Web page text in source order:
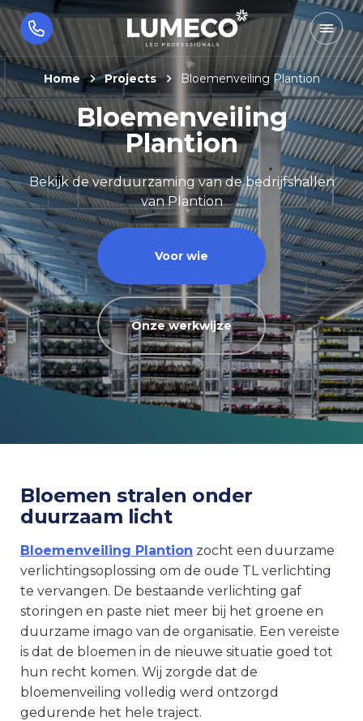
Home Projects Bloemenveiling Plantion
Bloemenveiling
Plantion
Bekijk de verduurzaming van de bedrijfshallen
van Plantion
Voor wie
Onze werkwijze
Bloemen stralen onder
duurzaam licht
Bloemenveiling Plantion zocht een duurzame
verlichtingsoplossing om de oude TL verlichting
te vervangen. De bestaande verlichting gaf
storingen en paste niet meer bij het groene en
duurzame imago van de organisatie. Een vereiste
is dat de bloemen in de nieuwe situatie goed tot
hun recht komen. Wij zorgde dat de
bloemenveiling volledig werd ontzorgd
gedurende het hele traject.